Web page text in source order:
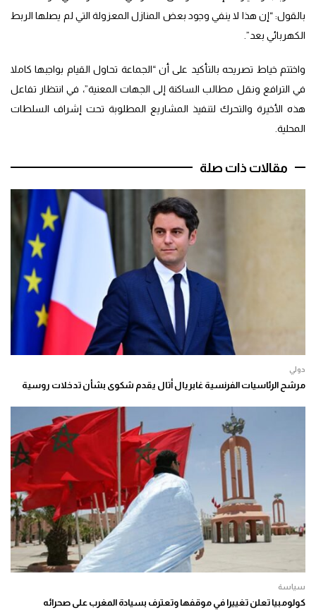
بالقول: “إن هذا لا ينفي وجود بعض المنازل المعزولة التي لم يصلها الربط
الكهربائي بعد”.
واختتم خياط تصريحه بالتأكيد على أن “الجماعة تحاول القيام بواجبها كاملا
في الترافع ونقل مطالب الساكنة إلى الجهات المعنية”، في انتظار تفاعل
هذه الأخيرة والتحرك لتنفيذ المشاريع المطلوبة تحت إشراف السلطات
المحلية.
مقالات ذات صلة
دولي
مرشح الرئاسيات الفرنسية غابريال أتال يقدم شكوى بشأن تدخلات روسية
سياسة
كولومبيا تعلن تغييرا في موقفها وتعترف بسيادة المغرب على صحرائه